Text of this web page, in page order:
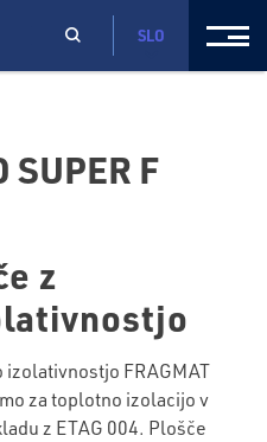
SLO
SUPER F
z
izolativnostjo FRAGMAT
za toplotno izolacijo v
z ETAG 004. Plošče